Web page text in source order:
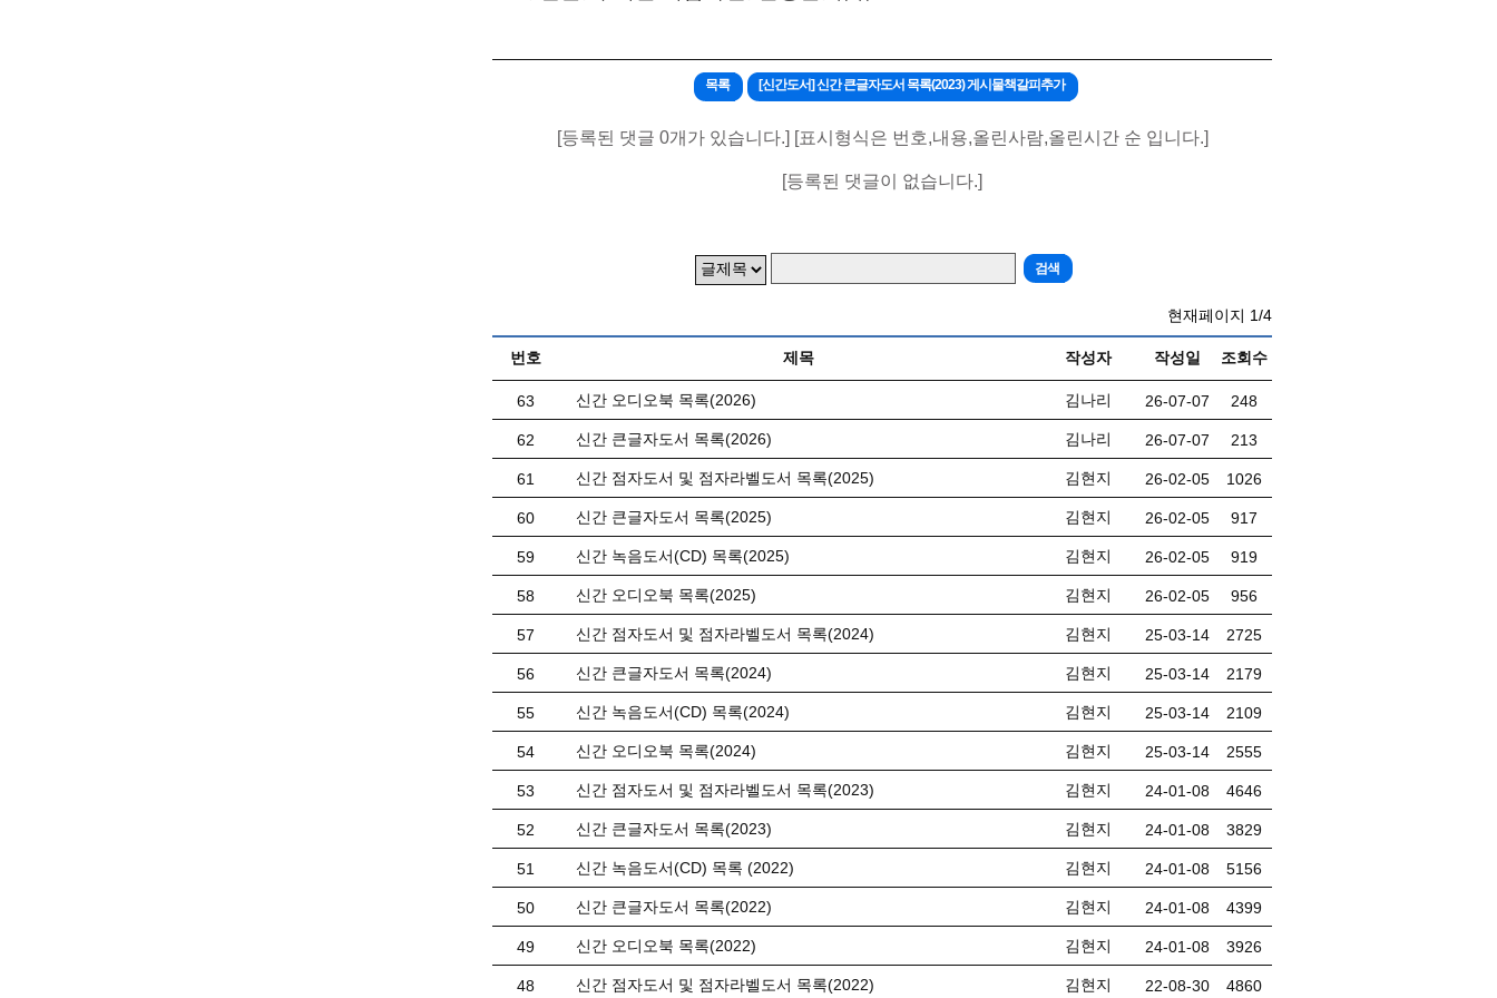
목록 [신간도서] 신간 큰글자도서 목록(2023) 게시물책갈피추가
[등록된 댓글 0개가 있습니다.] [표시형식은 번호,내용,올린사람,올린시간 순 입니다.]
[등록된 댓글이 없습니다.]
현재페이지 1/4
번호 제목 작성자 작성일 조회수
63 신간 오디오북 목록(2026) 김나리 26-07-07 248
62 신간 큰글자도서 목록(2026) 김나리 26-07-07 213
61 신간 점자도서 및 점자라벨도서 목록(2025) 김현지 26-02-05 1026
60 신간 큰글자도서 목록(2025) 김현지 26-02-05 917
59 신간 녹음도서(CD) 목록(2025) 김현지 26-02-05 919
58 신간 오디오북 목록(2025) 김현지 26-02-05 956
57 신간 점자도서 및 점자라벨도서 목록(2024) 김현지 25-03-14 2725
56 신간 큰글자도서 목록(2024) 김현지 25-03-14 2179
55 신간 녹음도서(CD) 목록(2024) 김현지 25-03-14 2109
54 신간 오디오북 목록(2024) 김현지 25-03-14 2555
53 신간 점자도서 및 점자라벨도서 목록(2023) 김현지 24-01-08 4646
52 신간 큰글자도서 목록(2023) 김현지 24-01-08 3829
51 신간 녹음도서(CD) 목록 (2022) 김현지 24-01-08 5156
50 신간 큰글자도서 목록(2022) 김현지 24-01-08 4399
49 신간 오디오북 목록(2022) 김현지 24-01-08 3926
48 신간 점자도서 및 점자라벨도서 목록(2022) 김현지 22-08-30 4860